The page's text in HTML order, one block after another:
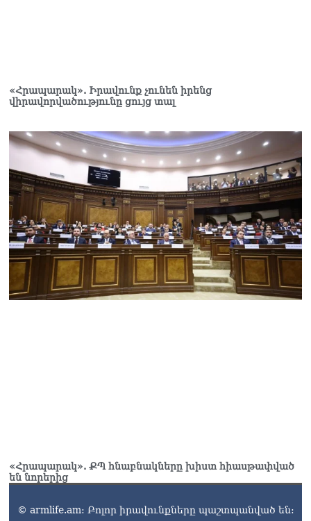
«Հրապարակ». Իրավունք չունեն իրենց
վիրավորվածությունը ցույց տալ
«Հրապարակ». ՔՊ հնաբնակները խիստ հիասթափված
են նորերից
© armlife.am: Բոլոր իրավունքները պաշտպանված են: